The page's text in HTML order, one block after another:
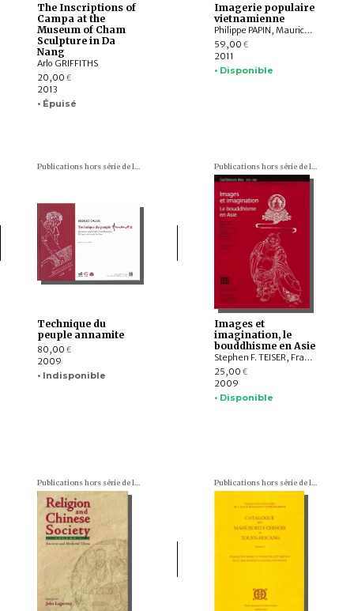
The Inscriptions of
Campa at the
Museum of Cham
Sculpture in Da
Nang
Arlo GRIFFITHS
20,00 €
2013
• Épuisé
Imagerie populaire
vietnamienne
Philippe PAPIN, Maurice DURAND
59,00 €
2011
• Disponible
Publications hors série de l'École française d'Extrême-Orient
Technique du
peuple annamite
80,00 €
2009
• Indisponible
Publications hors série de l'École française d'Extrême-Orient
Images et
imagination, le
bouddhisme en Asie
Stephen F. TEISER, François LACHAUD, Peter SKILLING, Himanshu PRABHA RAY, Marijke KLOKKE, Jean-Noël ROBERT, Sonya LEE, Juhyung RHI
25,00 €
2009
• Disponible
Publications hors série de l'École française d'Extrême-Orient Publications hors série de l'École française d'Extrême-Orient